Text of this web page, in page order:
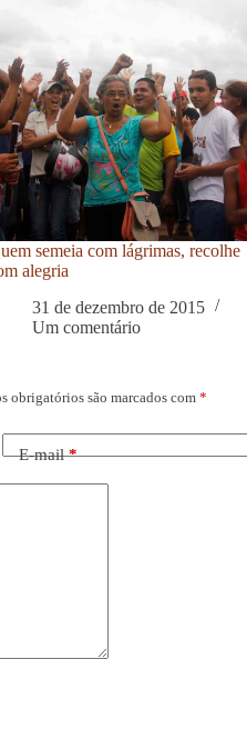
semeia com lágrimas, recolhe
alegria
31 de dezembro de 2015
Um comentário
obrigatórios são marcados com *
E-mail*